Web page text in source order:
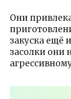
Они
закуска ещё
засолки они